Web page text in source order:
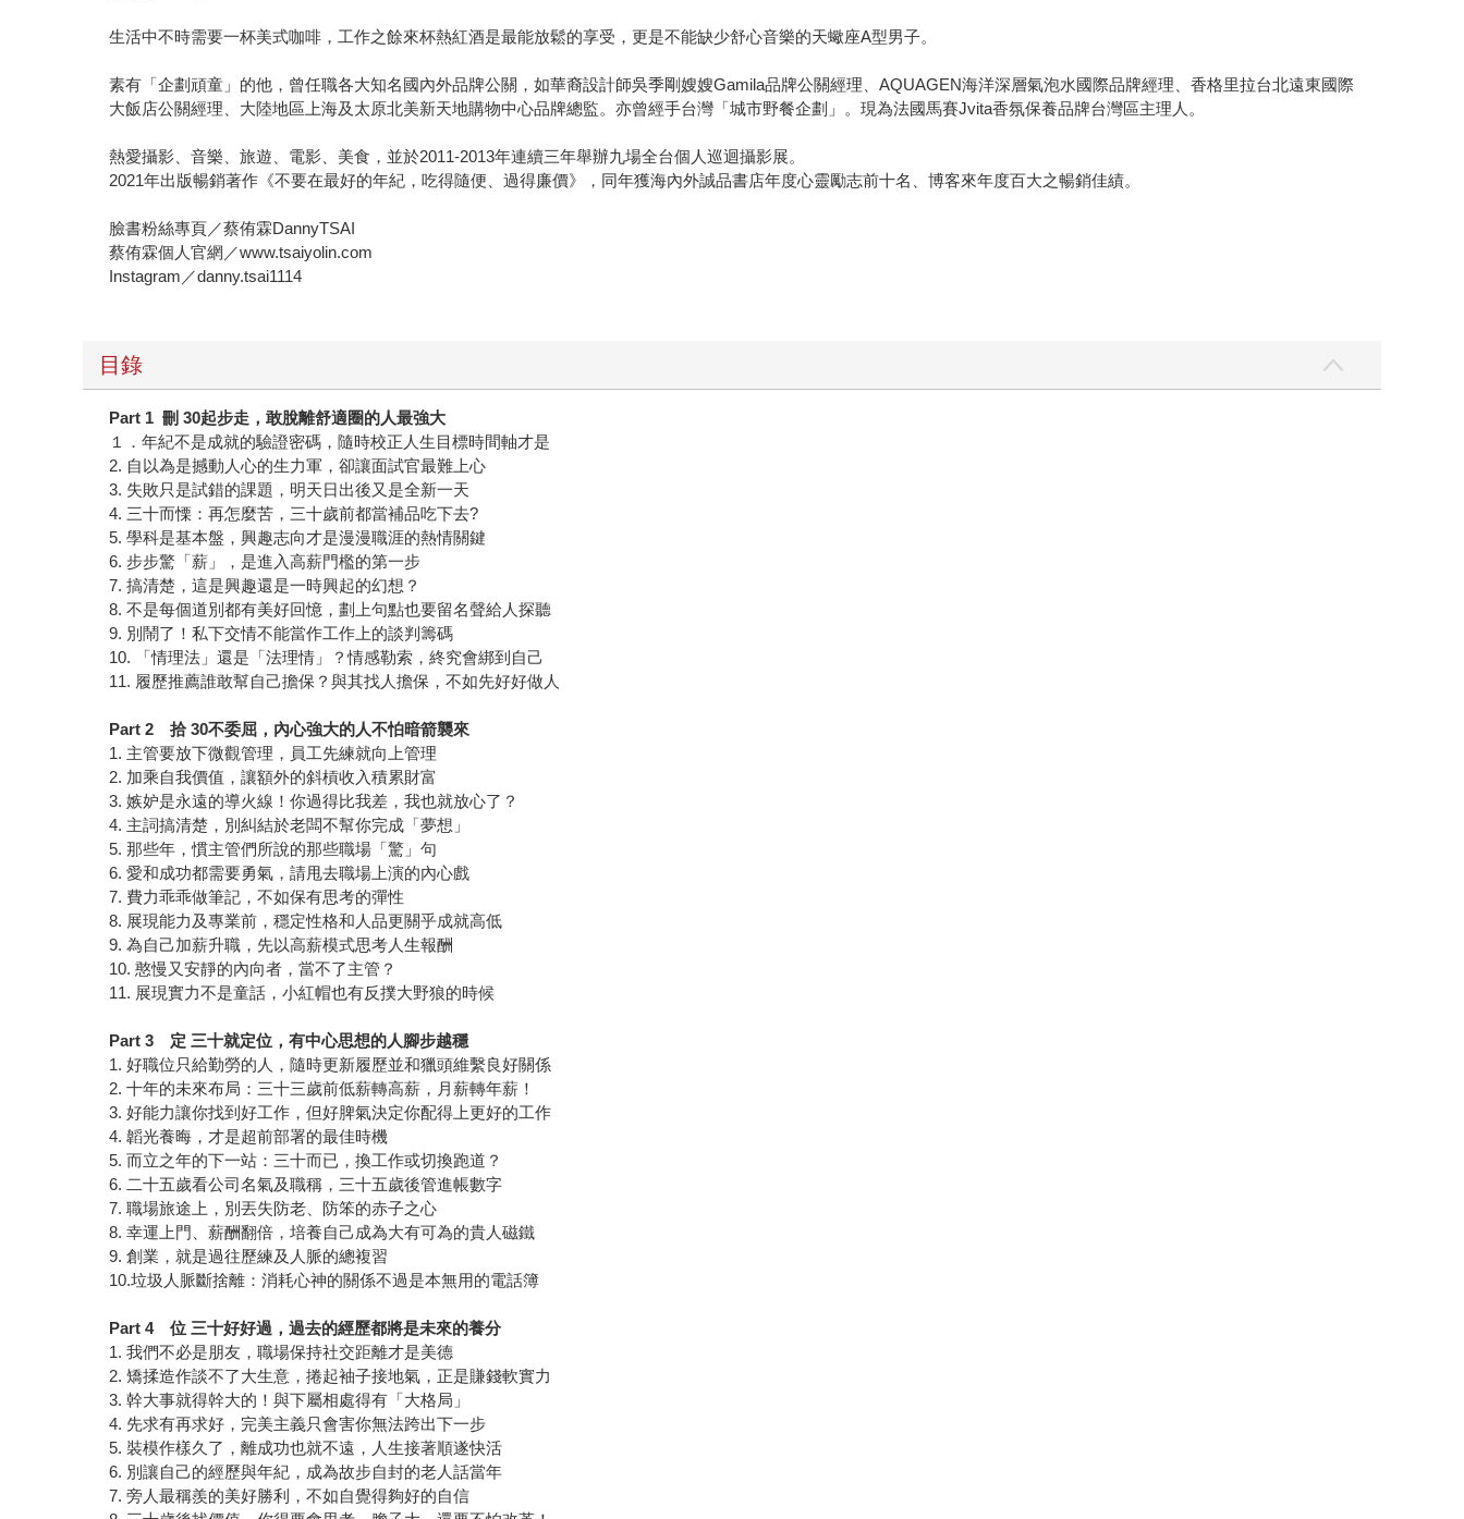
生活中不時需要一杯美式咖啡，工作之餘來杯熱紅酒是最能放鬆的享受，更是不能缺少舒心音樂的天蠍座A型男子。
素有「企劃頑童」的他，曾任職各大知名國內外品牌公關，如華裔設計師吳季剛嫂嫂Gamila品牌公關經理、AQUAGEN海洋深層氣泡水國際品牌經理、香格里拉台北遠東國際
大飯店公關經理、大陸地區上海及太原北美新天地購物中心品牌總監。亦曾經手台灣「城市野餐企劃」。現為法國馬賽Jvita香氛保養品牌台灣區主理人。
熱愛攝影、音樂、旅遊、電影、美食，並於2011-2013年連續三年舉辦九場全台個人巡迴攝影展。
2021年出版暢銷著作《不要在最好的年紀，吃得隨便、過得廉價》，同年獲海內外誠品書店年度心靈勵志前十名、博客來年度百大之暢銷佳績。
臉書粉絲專頁／蔡侑霖DannyTSAI
蔡侑霖個人官網／www.tsaiyolin.com
Instagram／danny.tsai1114
目錄
Part 1 刪 30起步走，敢脫離舒適圈的人最強大
１．年紀不是成就的驗證密碼，隨時校正人生目標時間軸才是
2. 自以為是撼動人心的生力軍，卻讓面試官最難上心
3. 失敗只是試錯的課題，明天日出後又是全新一天
4. 三十而慄：再怎麼苦，三十歲前都當補品吃下去?
5. 學科是基本盤，興趣志向才是漫漫職涯的熱情關鍵
6. 步步驚「薪」，是進入高薪門檻的第一步
7. 搞清楚，這是興趣還是一時興起的幻想？
8. 不是每個道別都有美好回憶，劃上句點也要留名聲給人探聽
9. 別鬧了！私下交情不能當作工作上的談判籌碼
10. 「情理法」還是「法理情」？情感勒索，終究會綁到自己
11. 履歷推薦誰敢幫自己擔保？與其找人擔保，不如先好好做人
Part 2 拾 30不委屈，內心強大的人不怕暗箭襲來
1. 主管要放下微觀管理，員工先練就向上管理
2. 加乘自我價值，讓額外的斜槓收入積累財富
3. 嫉妒是永遠的導火線！你過得比我差，我也就放心了？
4. 主詞搞清楚，別糾結於老闆不幫你完成「夢想」
5. 那些年，慣主管們所說的那些職場「驚」句
6. 愛和成功都需要勇氣，請甩去職場上演的內心戲
7. 費力乖乖做筆記，不如保有思考的彈性
8. 展現能力及專業前，穩定性格和人品更關乎成就高低
9. 為自己加薪升職，先以高薪模式思考人生報酬
10. 憨慢又安靜的內向者，當不了主管？
11. 展現實力不是童話，小紅帽也有反撲大野狼的時候
Part 3 定 三十就定位，有中心思想的人腳步越穩
1. 好職位只給勤勞的人，隨時更新履歷並和獵頭維繫良好關係
2. 十年的未來布局：三十三歲前低薪轉高薪，月薪轉年薪！
3. 好能力讓你找到好工作，但好脾氣決定你配得上更好的工作
4. 韜光養晦，才是超前部署的最佳時機
5. 而立之年的下一站：三十而已，換工作或切換跑道？
6. 二十五歲看公司名氣及職稱，三十五歲後管進帳數字
7. 職場旅途上，別丟失防老、防笨的赤子之心
8. 幸運上門、薪酬翻倍，培養自己成為大有可為的貴人磁鐵
9. 創業，就是過往歷練及人脈的總複習
10.垃圾人脈斷捨離：消耗心神的關係不過是本無用的電話簿
Part 4 位 三十好好過，過去的經歷都將是未來的養分
1. 我們不必是朋友，職場保持社交距離才是美德
2. 矯揉造作談不了大生意，捲起袖子接地氣，正是賺錢軟實力
3. 幹大事就得幹大的！與下屬相處得有「大格局」
4. 先求有再求好，完美主義只會害你無法跨出下一步
5. 裝模作樣久了，離成功也就不遠，人生接著順遂快活
6. 別讓自己的經歷與年紀，成為故步自封的老人話當年
7. 旁人最稱羨的美好勝利，不如自覺得夠好的自信